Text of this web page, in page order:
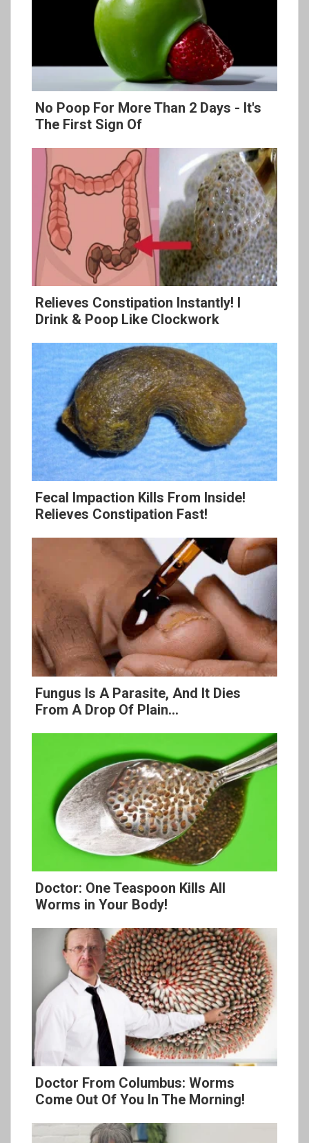
No Poop For More Than 2 Days - It's
The First Sign Of
Relieves Constipation Instantly! I
Drink & Poop Like Clockwork
Fecal Impaction Kills From Inside!
Relieves Constipation Fast!
Fungus Is A Parasite, And It Dies
From A Drop Of Plain...
Doctor: One Teaspoon Kills All
Worms in Your Body!
Doctor From Columbus: Worms
Come Out Of You In The Morning!